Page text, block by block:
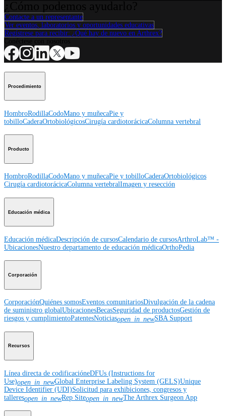
Contacte a un representante
Ver eventos, laboratorios y oportunidades educativas
Regístrese para recibir: ¿Qué hay de nuevo en Arthrex?
Procedimiento
HombroRodillaCodoMano y muñecaPie y
tobilloCaderaOrtobiológicosCirugía cardiotorácicaColumna vertebral
Producto
HombroRodillaCodoMano y muñecaPie y tobilloCaderaOrtobiológicos
Cirugía cardiotorácicaColumna vertebralImagen y resección
Educación médica
Educación médicaDescripción de cursosCalendario de cursosArthroLab™ -
UbicacionesNuestro departamento de educación médicaOrthoPedia
Corporación
CorporaciónQuiénes somosEventos comunitariosDivulgación de la cadena
de suministro globalUbicacionesBecasSeguridad de productosGestión de
riesgos y cumplimientoPatentesNoticiasopen_in_newSBA Support
Recursos
Línea directa de codificacióneDFUs (Instructions for
Use)open_in_newGlobal Enterprise Labeling System (GELS)Unique
Device Identifier (UDI)Solicitud para exhibiciones, congresos y
talleresopen_in_newRep Siteopen_in_newThe Arthrex Surgeon App